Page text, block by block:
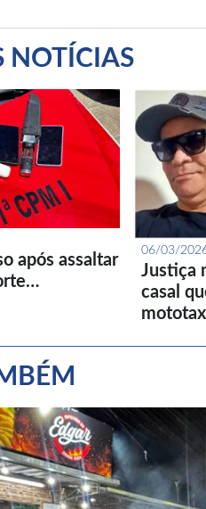
NOTÍCIAS
após assaltar
06/03/
Justiça
casal